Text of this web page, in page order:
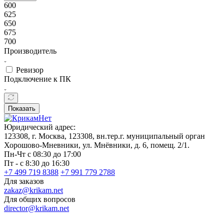
600
625
650
675
700
Производитель
Ревизор
Подключение к ПК
Показать
Юридический адрес:
123308, г. Москва, 123308, вн.тер.г. муниципальный орган
Хорошово-Мневники, ул. Мнёвники, д. 6, помещ. 2/1.
Пн-Чт с 08:30 до 17:00
Пт - с 8:30 до 16:30
+7 499 719 8388 +7 991 779 2788
Для заказов
zakaz@krikam.net
Для общих вопросов
director@krikam.net